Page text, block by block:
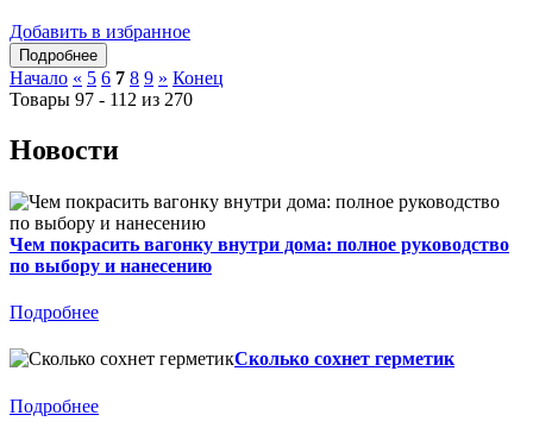
Добавить в избранное
Начало « 5 6 7 8 9 » Конец
Товары 97 - 112 из 270
Новости
Чем покрасить вагонку внутри дома: полное руководство
по выбору и нанесению
Подробнее
Сколько сохнет герметик
Подробнее